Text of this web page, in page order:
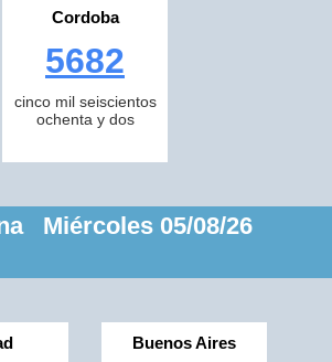
Cordoba
5682
cinco mil seiscientos
ochenta y dos
Miércoles 05/08/26
Buenos Aires